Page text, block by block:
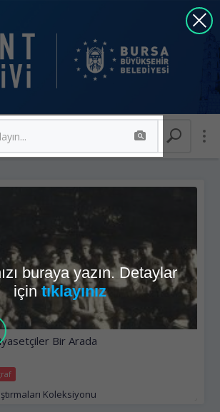
Bir Arada
Koleksiyonu
buraya yazın. Detaylar
içintıklayınız